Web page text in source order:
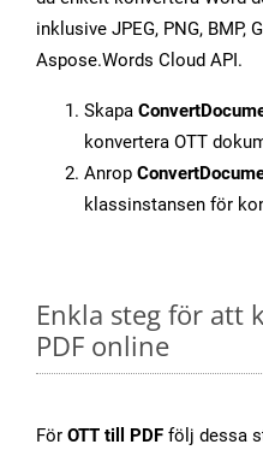
inklusive JPEG, PNG, BMP,
Aspose.Words Cloud API.
Skapa
konvertera OTT
Anrop
klassinstansen för
Enkla steg för att
PDF online
För OTT till PDF följ dessa